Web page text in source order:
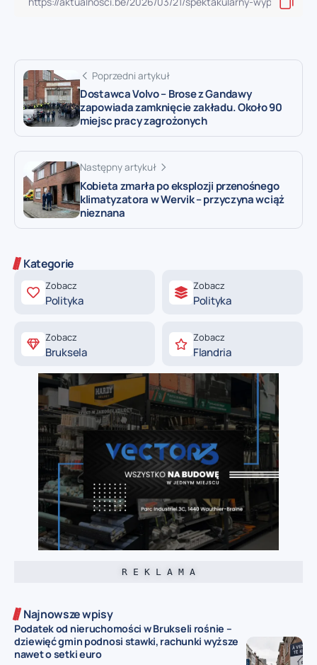
Poprzedni artykuł
Dostawca Volvo – Brose z Gandawy
zapowiada zamknięcie zakładu. Około 90
miejsc pracy zagrożonych
Następny artykuł
Kobieta zmarła po eksplozji przenośnego
klimatyzatora w Wervik – przyczyna wciąż
nieznana
Kategorie
Zobacz
Polityka
Zobacz
Polityka
Zobacz
Bruksela
Zobacz
Flandria
R E K L A M A
Najnowsze wpisy
Podatek od nieruchomości w Brukseli rośnie –
dziewięć gmin podnosi stawki, rachunki wyższe
nawet o setki euro